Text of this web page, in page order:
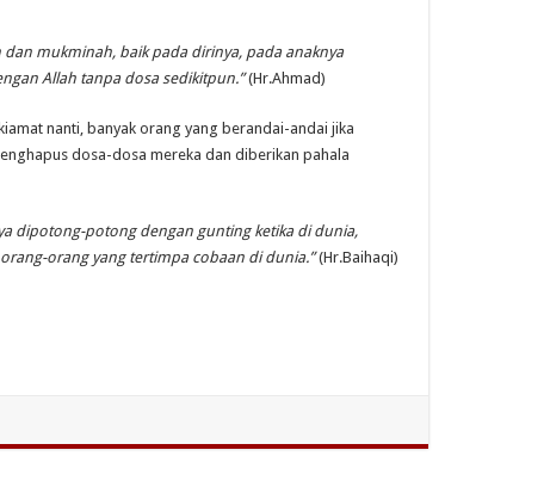
mukminah, baik pada dirinya, pada anaknya
Allah tanpa dosa sedikitpun.”(Hr.Ahmad)
nanti, banyak orang yang berandai-andai jika
dosa-dosa mereka dan diberikan pahala
dipotong-potong dengan gunting ketika di dunia,
orang yang tertimpa cobaan di dunia.”(Hr.Baihaqi)